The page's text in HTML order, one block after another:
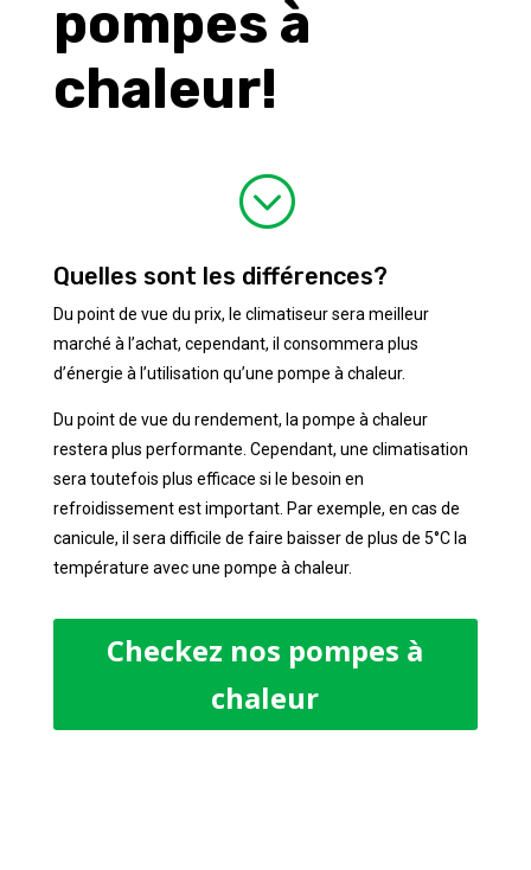
pompes à
chaleur!
;
Quelles sont les différences?
Du point de vue du prix, le climatiseur sera meilleur
marché à l’achat, cependant, il consommera plus
d’énergie à l’utilisation qu’une pompe à chaleur.
Du point de vue du rendement, la pompe à chaleur
restera plus performante. Cependant, une climatisation
sera toutefois plus efficace si le besoin en
refroidissement est important. Par exemple, en cas de
canicule, il sera difficile de faire baisser de plus de 5°C la
température avec une pompe à chaleur.
Checkez nos pompes à
chaleur